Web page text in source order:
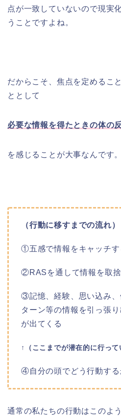
点が一致していないので現実
うことですよね。
だからこそ、焦点を定めるこ
ととして
必要な情報を得たときの体の
を感じることが大事なんです。
（行動に移すまでの流れ）
①五感で情報をキャッチす
②RASを通して情報を取
③記憶、経験、思い込み
ターン等の情報を引っ張
が出てくる
↑（ここまでが潜在的に行って
④自分の頭でどう行動する
通常の私たちの行動はこのよ